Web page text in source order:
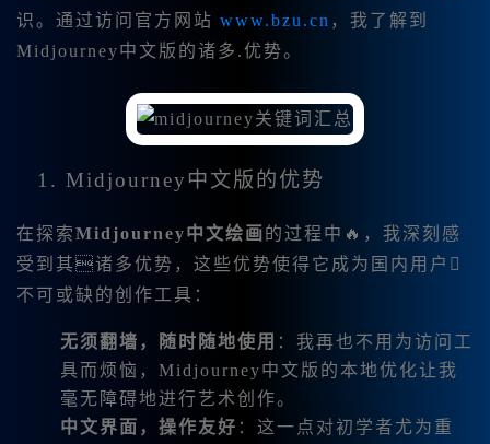
识。通过访问官方网站 www.bzu.cn ，我了解到
Midjourney中文版的诸多.优势。
1. Midjourney中文版的优势
在探索Midjourney中文绘画的过程中🔥，我深刻感
受到其诸多优势，这些优势使得它成为国内用户
不可或缺的创作工具：
无须翻墙，随时随地使用 ：我再也不用为访问工
具而烦恼，Midjourney中文版的本地优化让我
毫无障碍地进行艺术创作。
中文界面，操作友好 ：这一点对初学者尤为重